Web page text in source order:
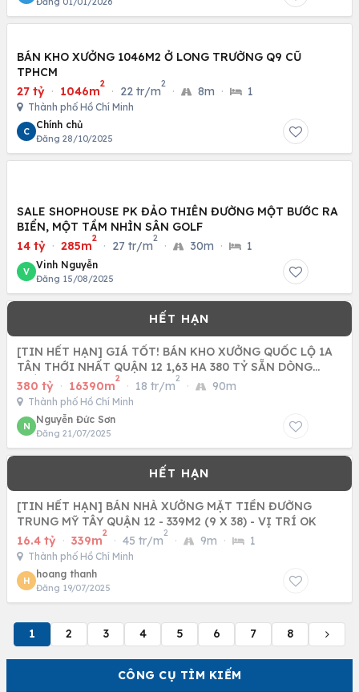
CÔNG CỤ TÌM KIẾM
BÁN KHO XƯỞNG 1046M2 Ở LONG TRƯỜNG Q9 CŨ
TPHCM
27 tỷ · 1046m
2
· 22 tr/m
2
· 8m · 1
Thành phố Hồ Chí Minh
C
Chính chủ
Đăng 28/10/2025
SALE SHOPHOUSE PK ĐẢO THIÊN ĐƯỜNG MỘT BƯỚC RA
BIỂN, MỘT TẦM NHÌN SÂN GOLF
14 tỷ · 285m
2
· 27 tr/m
2
· 30m · 1
V
Vinh Nguyễn
Đăng 15/08/2025
[TIN HẾT HẠN] GIÁ TỐT! BÁN KHO XƯỞNG QUỐC LỘ 1A
TÂN THỚI NHẤT QUẬN 12 1,63 HA 380 TỶ SẴN DÒNG
TIỀN 24 TỶ NĂM
380 tỷ · 16390m
2
· 18 tr/m
2
· 90m
Thành phố Hồ Chí Minh
N
Nguyễn Đức Sơn
Đăng 21/07/2025
[TIN HẾT HẠN] BÁN NHÀ XƯỞNG MẶT TIỀN ĐƯỜNG
TRUNG MỸ TÂY QUẬN 12 - 339M2 (9 X 38) - VỊ TRÍ OK
16.4 tỷ · 339m
2
· 45 tr/m
2
· 9m · 1
Thành phố Hồ Chí Minh
H
hoang thanh
Đăng 19/07/2025
1 2 3 4 5 6 7 8